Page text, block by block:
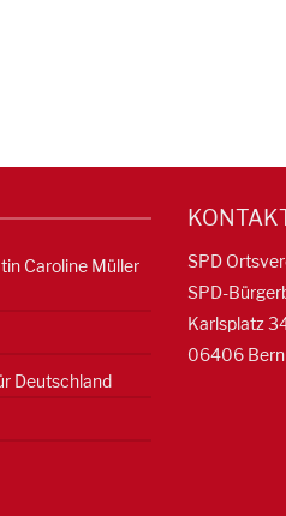
Caroline Müller
Deutschland
SPD
SPD-
Karlsplatz
06406